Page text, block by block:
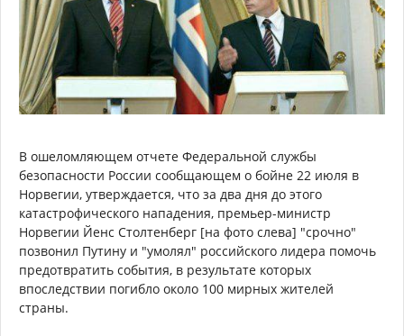
В ошеломляющем отчете Федеральной службы
безопасности России сообщающем о бойне 22 июля в
Норвегии, утверждается, что за два дня до этого
катастрофического нападения, премьер-министр
Норвегии Йенс Столтенберг [на фото слева] "срочно"
позвонил Путину и "умолял" российского лидера помочь
предотвратить события, в результате которых
впоследствии погибло около 100 мирных жителей
страны.